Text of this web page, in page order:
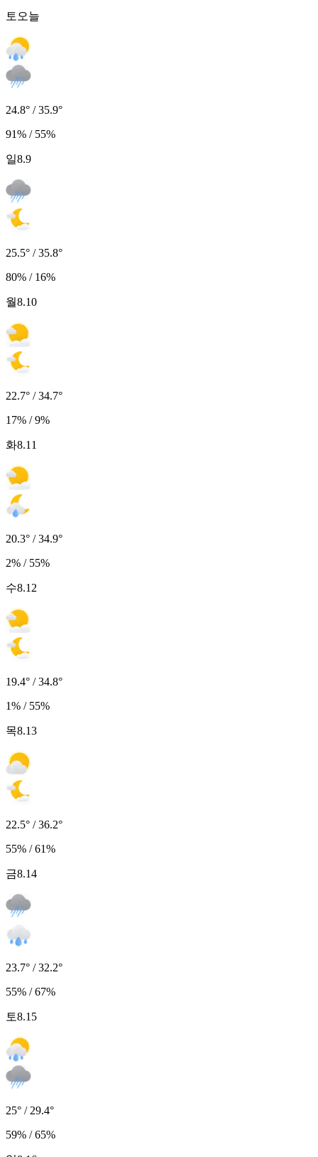
토 오늘
24.8° / 35.9°
91% / 55%
일8.9
25.5° / 35.8°
80% / 16%
월8.10
22.7° / 34.7°
17% / 9%
화8.11
20.3° / 34.9°
2% / 55%
수8.12
19.4° / 34.8°
1% / 55%
목8.13
22.5° / 36.2°
55% / 61%
금8.14
23.7° / 32.2°
55% / 67%
토8.15
25° / 29.4°
59% / 65%